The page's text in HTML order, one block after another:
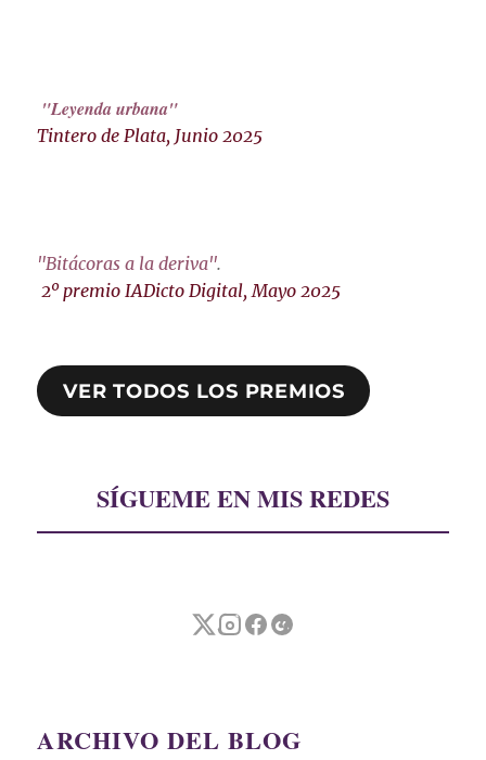
"Leyenda urbana"
Tintero de Plata, Junio 2025
"Bitácoras a la deriva".
2º premio IADicto Digital, Mayo 2025
VER TODOS LOS PREMIOS
SÍGUEME EN MIS REDES
ARCHIVO DEL BLOG